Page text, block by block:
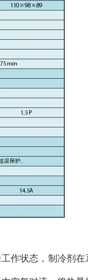
作状态，制冷剂在